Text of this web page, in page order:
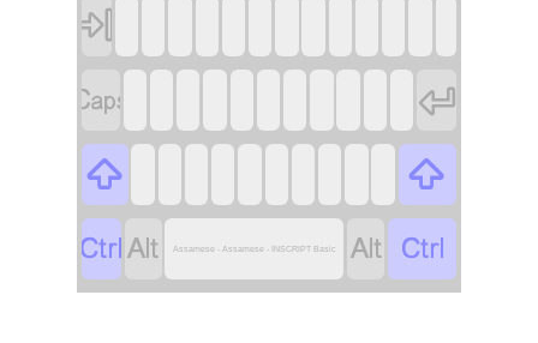





 Assamese - Assamese - INSCRIPT Basic  